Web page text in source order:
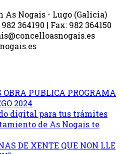
As Nogais - Lugo (Galicia)
364190 | Fax: 982 364150
OBRA PUBLICA PROGRAMA
2024
digital para tus trámites
de As Nogais te
DE XENTE QUE NON LLE